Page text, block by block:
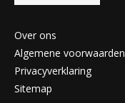
Over ons
Algemene voorwaarden
Privacyverklaring
Sitemap